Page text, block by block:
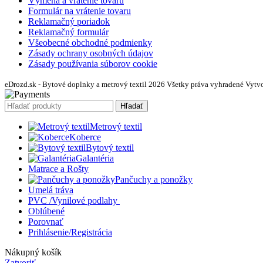
Formulár na vrátenie tovaru
Reklamačný poriadok
Reklamačný formulár
Všeobecné obchodné podmienky
Zásady ochrany osobných údajov
Zásady používania súborov cookie
eDrozd.sk - Bytové doplnky a metrový textil 2026 Všetky práva vyhradené
Hľadať
Metrový textil
Koberce
Bytový textil
Galantéria
Matrace a Rošty
Pančuchy a ponožky
Umelá tráva
PVC /Vynilové podlahy
Oblúbené
Porovnať
Prihlásenie/Registrácia
Nákupný košík